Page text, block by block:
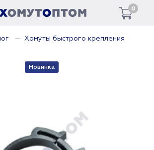
0
Хомуты быстрого крепления
Новинка